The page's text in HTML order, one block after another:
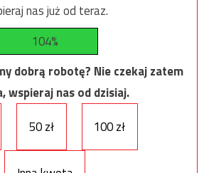
nas już od teraz.
104%
dobrą robotę? Nie czekaj zatem
wspieraj nas od dzisiaj.
50 zł 100 zł